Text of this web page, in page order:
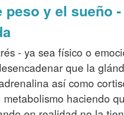
peso y el sueño
- ya sea físico o
que la
así como
haciendo